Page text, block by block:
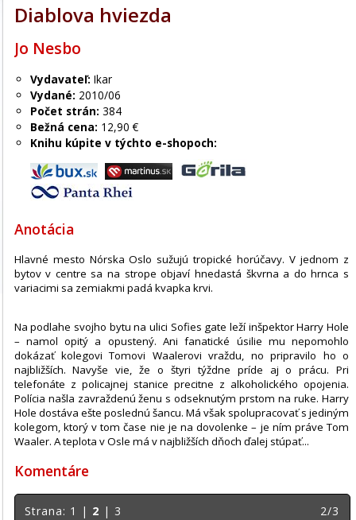
Diablova hviezda
Jo Nesbo
Vydavateľ: Ikar
Vydané: 2010/06
Počet strán: 384
Bežná cena: 12,90 €
Knihu kúpite v týchto e-shopoch:
Anotácia
Hlavné mesto Nórska Oslo sužujú tropické horúčavy. V jednom z
bytov v centre sa na strope objaví hnedastá škvrna a do hrnca s
variacimi sa zemiakmi padá kvapka krvi.
Na podlahe svojho bytu na ulici Sofies gate leží inšpektor Harry Hole
– namol opitý a opustený. Ani fanatické úsilie mu nepomohlo
dokázať kolegovi Tomovi Waalerovi vraždu, no pripravilo ho o
najbližších. Navyše vie, že o štyri týždne príde aj o prácu. Pri
telefonáte z policajnej stanice precitne z alkoholického opojenia.
Polícia našla zavraždenú ženu s odseknutým prstom na ruke. Harry
Hole dostáva ešte poslednú šancu. Má však spolupracovať s jediným
kolegom, ktorý v tom čase nie je na dovolenke – je ním práve Tom
Waaler. A teplota v Osle má v najbližších dňoch ďalej stúpať...
Komentáre
Strana: 1 | 2 | 3 2/3